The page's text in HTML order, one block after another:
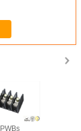
PWBs